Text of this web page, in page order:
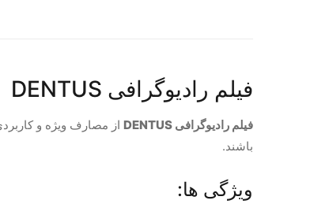
فیلم رادیوگرافی DENTUS
فیلم رادیوگرافی DENTUS
از مصارف ویژه و
باشند.
ویژگی ها: